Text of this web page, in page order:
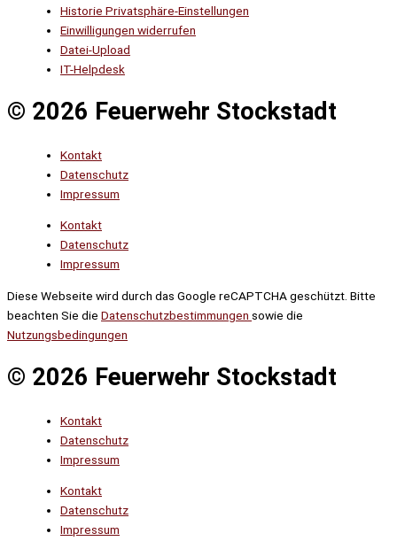
Historie Privatsphäre-Einstellungen
Einwilligungen widerrufen
Datei-Upload
IT-Helpdesk
© 2026 Feuerwehr Stockstadt
Kontakt
Datenschutz
Impressum
Kontakt
Datenschutz
Impressum
Diese Webseite wird durch das Google reCAPTCHA geschützt. Bitte
beachten Sie die Datenschutzbestimmungen sowie die
Nutzungsbedingungen
© 2026 Feuerwehr Stockstadt
Kontakt
Datenschutz
Impressum
Kontakt
Datenschutz
Impressum